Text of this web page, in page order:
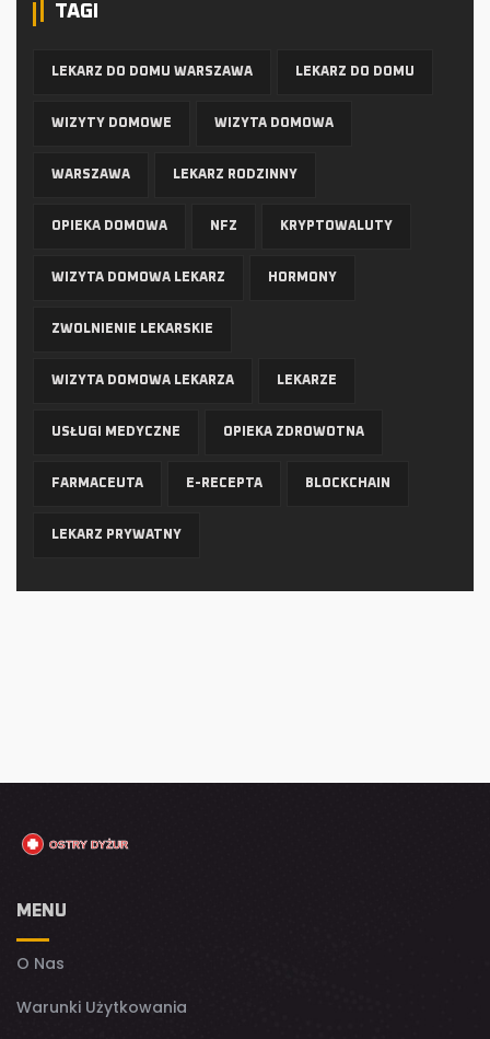
TAGI
LEKARZ DO DOMU WARSZAWA LEKARZ DO DOMU
WIZYTY DOMOWE WIZYTA DOMOWA
WARSZAWA LEKARZ RODZINNY
OPIEKA DOMOWA NFZ KRYPTOWALUTY
WIZYTA DOMOWA LEKARZ HORMONY
ZWOLNIENIE LEKARSKIE
WIZYTA DOMOWA LEKARZA LEKARZE
USŁUGI MEDYCZNE OPIEKA ZDROWOTNA
FARMACEUTA E-RECEPTA BLOCKCHAIN
LEKARZ PRYWATNY
MENU
O Nas
Warunki Użytkowania